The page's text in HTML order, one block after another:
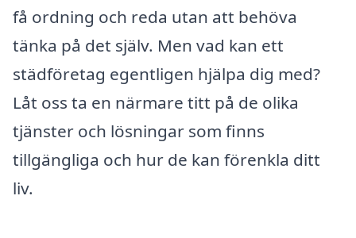
få ordning och reda utan att behöva
tänka på det själv. Men vad kan ett
städföretag egentligen hjälpa dig med?
Låt oss ta en närmare titt på de olika
tjänster och lösningar som finns
tillgängliga och hur de kan förenkla ditt
liv.